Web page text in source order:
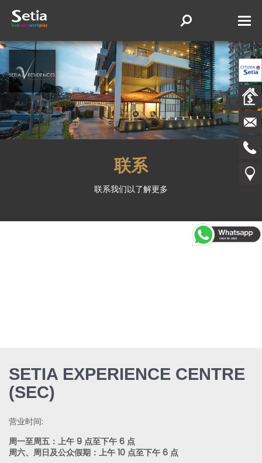
联系
联系我们以了解更多
SETIA EXPERIENCE CENTRE
(SEC)
营业时间:
周一至周五：上午 9 点至下午 6 点
周六、周日及公众假期：上午 10 点至下午 6 点